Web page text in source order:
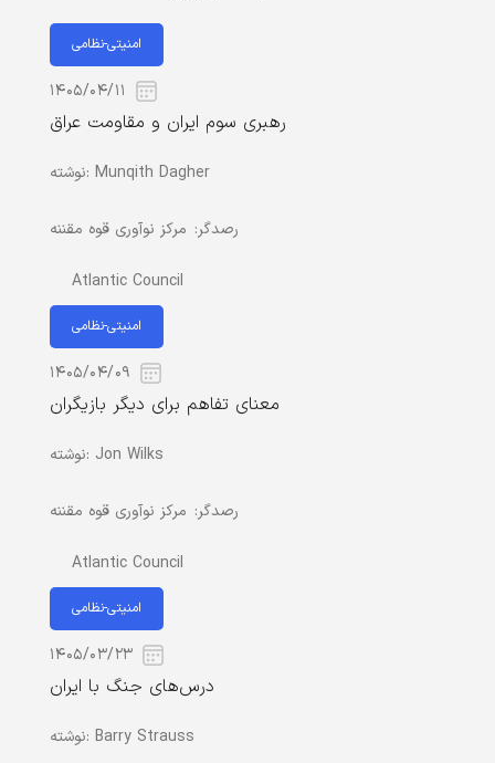
امنیتی-نظامی
۱۴۰۵/۰۴/۱۱
رهبری سوم ایران و مقاومت عراق
نوشته: Munqith Dagher
رصدگر: مرکز نوآوری قوه مقننه
Atlantic Council
امنیتی-نظامی
۱۴۰۵/۰۴/۰۹
معنای تفاهم برای دیگر بازیگران
نوشته: Jon Wilks
رصدگر: مرکز نوآوری قوه مقننه
Atlantic Council
امنیتی-نظامی
۱۴۰۵/۰۳/۲۳
درس‌های جنگ با ایران
نوشته: Barry Strauss